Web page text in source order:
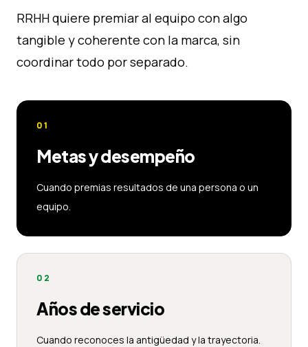
RRHH quiere premiar al equipo con algo
tangible y coherente con la marca, sin
coordinar todo por separado.
01
Metas y desempeño
Cuando premias resultados de una persona o un
equipo.
02
Años de servicio
Cuando reconoces la antigüedad y la trayectoria.